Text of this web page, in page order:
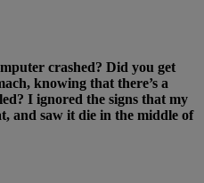
crashed? Did you get
knowing that there’s a
I ignored the signs that my
and saw it die in the middle of